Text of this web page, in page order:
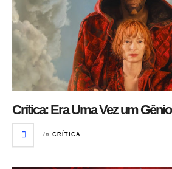
Crítica: Era Uma Vez um Gênio
in CRÍTICA